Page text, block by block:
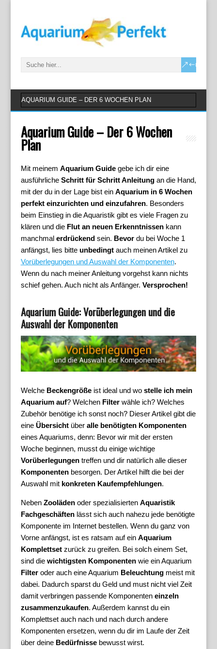
Aquarium Guide – Der 6 Wochen
Plan
Mit meinem Aquarium Guidegebe ich dir eine
ausführliche Schritt für Schritt Anleitungan die Hand,
mit der du in der Lage bist ein Aquarium in 6 Wochen
perfekt einzurichten und einzufahren. Besonders
beim Einstieg in die Aquaristik gibt es viele Fragen zu
klären und die Flut an neuen Erkenntnissenkann
manchmal erdrückendsein. Bevordu bei Woche 1
anfängst, lies bitte unbedingtauch meinen Artikel zu
Vorüberlegungen und Auswahl der Komponenten.
Wenn du nach meiner Anleitung vorgehst kann nichts
schief gehen. Auch nicht als Anfänger. Versprochen!
Aquarium Guide: Vorüberlegungen und die
Auswahl der Komponenten
Welche Beckengrößeist ideal und wo stelle ich mein
Aquarium auf? Welchen Filterwähle ich? Welches
Zubehör benötige ich sonst noch? Dieser Artikel gibt die
eine Übersichtüber alle benötigten Komponenten
eines Aquariums, denn: Bevor wir mit der ersten
Woche beginnen, musst du einige wichtige
Vorüberlegungentreffen und dir natürlich alle dieser
Komponentenbesorgen. Der Artikel hilft die bei der
Auswahl mit konkreten Kaufempfehlungen.
Neben Zoolädenoder spezialisierten Aquaristik
Fachgeschäftenlässt sich auch nahezu jede benötigte
Komponente im Internet bestellen. Wenn du ganz von
Vorne anfängst, ist es ratsam auf ein Aquarium
Komplettsetzurück zu greifen. Bei solch einem Set,
sind die wichtigsten Komponentenwie ein Aquarium
Filteroder auch eine Aquarium Beleuchtungmeist mit
dabei. Dadurch sparst du Geld und must nicht viel Zeit
damit verbringen passende Komponenten einzeln
zusammenzukaufen. Außerdem kannst du ein
Komplettset auch nach und nach durch andere
Komponenten ersetzen, wenn du dir im Laufe der Zeit
über deine Bedürfnissebewusst wirst.